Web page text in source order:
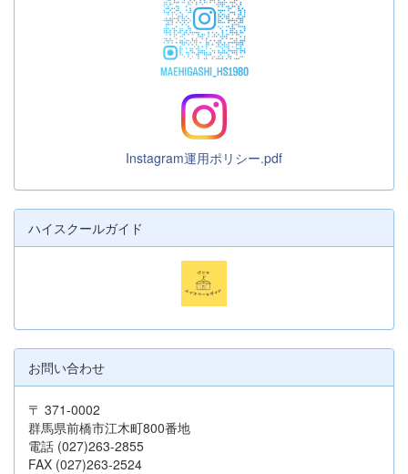
Instagram運用ポリシー.pdf
ハイスクールガイド
お問い合わせ
〒 371-0002
群馬県前橋市江木町800番地
電話 (027)263-2855
FAX (027)263-2524